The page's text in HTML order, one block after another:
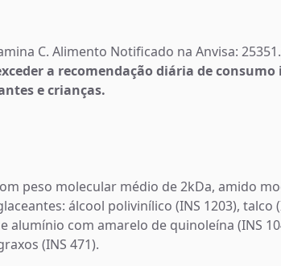
C. Alimento Notificado na Anvisa:
a recomendação diária de
e crianças.
peso molecular médio de 2kDa, amido
álcool polivinílico (INS 1203),
alumínio com amarelo de quinoleína (INS
(INS 471).